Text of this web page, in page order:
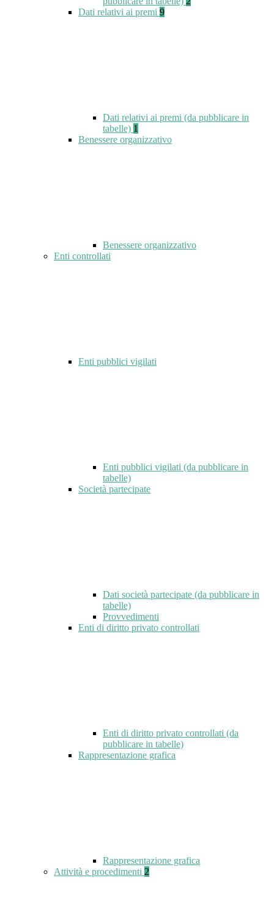
Dati relativi ai premi 9
Dati relativi ai premi (da pubblicare in
tabelle) 1
Benessere organizzativo
Benessere organizzativo
Enti controllati
Enti pubblici vigilati
Enti pubblici vigilati (da pubblicare in
tabelle)
Società partecipate
Dati società partecipate (da pubblicare in
tabelle)
Provvedimenti
Enti di diritto privato controllati
Enti di diritto privato controllati (da
pubblicare in tabelle)
Rappresentazione grafica
Rappresentazione grafica
Attività e procedimenti 2